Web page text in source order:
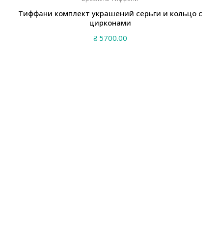
Тиффани комплект украшений серьги и кольцо с
цирконами
₴5700.00